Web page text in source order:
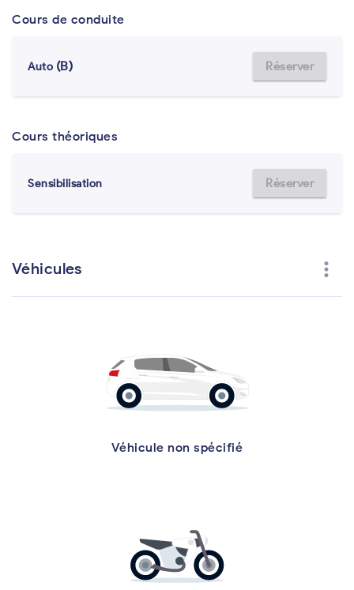
Cours de conduite
Auto (B) Réserver
Cours théoriques
Sensibilisation Réserver
Véhicules more_vert
Véhicule non spécifié